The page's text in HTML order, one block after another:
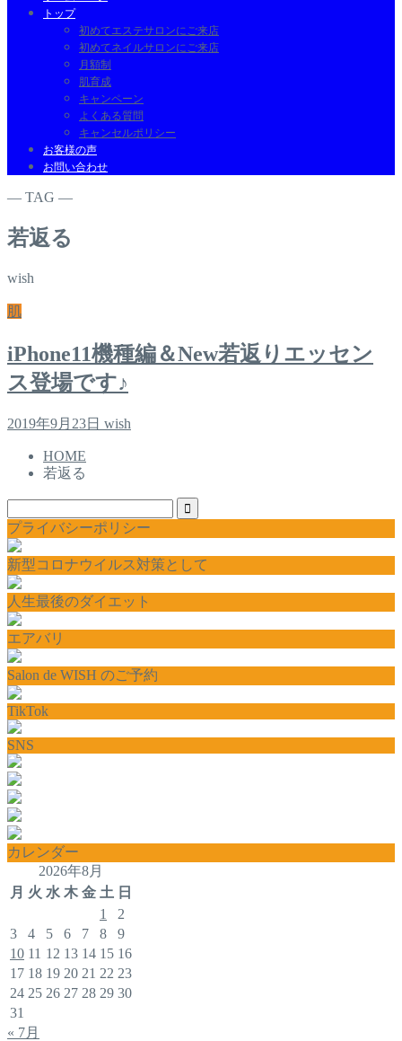
トップ
初めてエステサロンにご来店
初めてネイルサロンにご来店
月額制
肌育成
キャンペーン
よくある質問
キャンセルポリシー
お客様の声
お問い合わせ
― TAG ―
若返る
wish
肌
iPhone11機種編＆New若返りエッセン
ス登場です♪
2019年9月23日 wish
HOME
若返る
プライバシーポリシー
新型コロナウイルス対策として
人生最後のダイエット
エアバリ
Salon de WISH のご予約
TikTok
SNS
カレンダー
2026年8月
月 火 水 木 金 土 日
1
2
3
4 5 6 7 8
9
10 11 12 13 14 15 16
17 18 19 20 21 22 23
24 25 26 27 28 29 30
31
« 7月